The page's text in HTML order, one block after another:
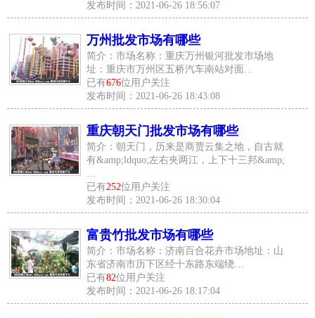
发布时间：2021-06-26 18:56:07
万州批发市场有哪些
简介：市场名称：重庆万州银河批发市场地
址：重庆市万州区五桥汽车南站对面…
已有676位用户关注
发布时间：2021-06-26 18:43:08
重庆朝天门批发市场有哪些
简介：朝天门，历来是商贾云集之地，自古就
有&amp;ldquo;左右夹两江，上下十三邦&amp;
…
已有252位用户关注
发布时间：2021-06-26 18:30:04
富贵竹批发市场有哪些
简介：市场名称：济南百合花卉市场地址：山
东省济南市历下区经十东路东端绕…
已有82位用户关注
发布时间：2021-06-26 18:17:04